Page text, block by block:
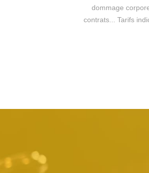
dommage
contrats... Tarifs